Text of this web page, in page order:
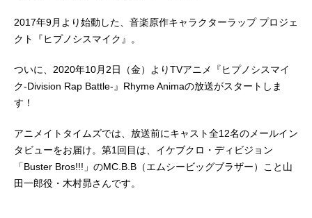
2017年9月より始動した、音楽原作キャラクターラップ プロジェ
クト『ヒプノシスマイク』。
ついに、2020年10月2日（金）よりTVアニメ『ヒプノシスマイ
ク-Division Rap Battle-』Rhyme Animaの放送がスタートしま
す！
アニメイトタイムズでは、放送前にキャスト全12名のメールイン
タビューをお届け。第1回目は、イケブクロ・ディビジョン
「Buster Bros!!!」のMC.B.B（エムシービッグブラザー）こと山
田一郎役・木村昴さんです。